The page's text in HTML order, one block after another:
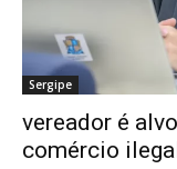
Sergipe
vereador é
comércio